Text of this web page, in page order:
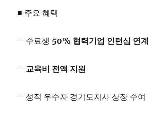
■ 주요 혜택
– 수료생 50% 협력기업 인턴십 연계
– 교육비 전액 지원
– 성적 우수자 경기도지사 상장 수여